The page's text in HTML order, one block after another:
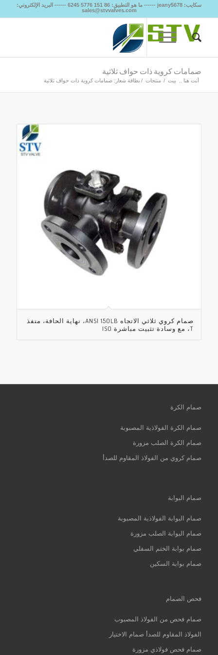
سكايب: jeany5678 ------ ما هو التطبيق: 86 151 5776 6245 ------ البريد الإلكتروني:
sales@stvvalves.com
صمامات كروية ذات حواف ثلاثية
أنت هنا .. بيت / منتجات / بطاقة شعار: صمامات كروية ذات حواف ثلاثية
صمام كروي ثلاثي الاتجاه ANSI 150LB، نهاية الحافة، منفذ
T، مع وسادة تثبيت مباشرة ISO
صمام الكرة
صمام الكرة الفولاذية المصبوبة
صمام الكرة الصلب مزورة
صمام كروي من الفولاذ المقاوم للصدأ
صمام البوابة
صمام البوابة الفولاذية المصبوبة
صمام البوابة الصلب مزورة
صمام بوابة الختم السفلي
صمام بوابة السكين
فحص الصمام
صمام فحص من الفولاذ المصبوب
الفولاذ المقاوم للصدأ صمام الاختيار
صمام فحص فولاذي مزورة